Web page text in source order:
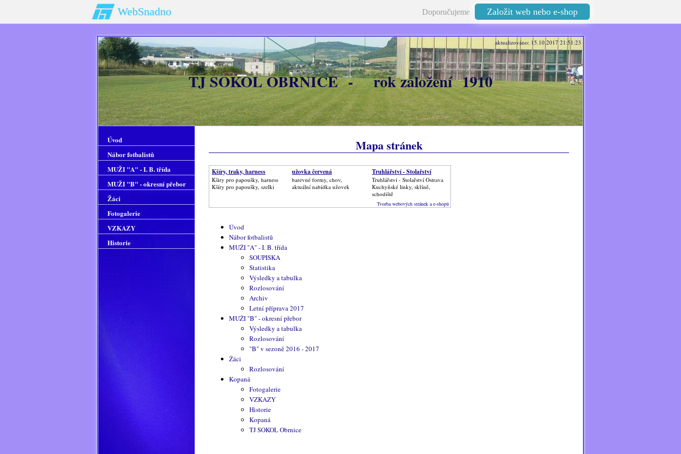
WebSnadno Doporučujeme Založit web nebo e-shop
aktualizováno: 15.10.2017 21:51:23
TJ SOKOL OBRNICE - rok založení 1910
Mapa stránek
Kšíry, traky, harness
Kširy pro papoušky, harness
Kšíry pro papoušky, szelki
užovka červená
barevné formy, chov,
aktuální nabídka užovek
Truhlářství - Stolařství
Truhlářství - Stolařství Ostrava
Kuchyňské linky, skříně,
schodiště
Tvorba webových stránek a e-shopů
Úvod
Nábor fotbalistů
MUŽI "A" - I. B. třída
SOUPISKA
Statistika
Výsledky a tabulka
Rozlosování
Archiv
Letní příprava 2017
MUŽI "B" - okresní přebor
Výsledky a tabulka
Rozlosování
"B" v sezoně 2016 - 2017
Žáci
Rozlosování
Kopaná
Fotogalerie
VZKAZY
Historie
Kopaná
TJ SOKOL Obrnice
Úvod
Nábor fotbalistů
MUŽI "A" - I. B. třída
MUŽI "B" - okresní přebor
Žáci
Fotogalerie
VZKAZY
Historie